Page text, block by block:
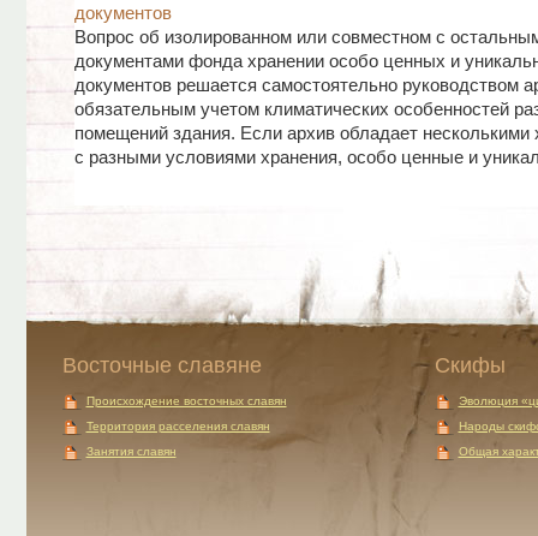
документов
Вопрос об изолированном или совместном с
документами фонда хранении особо ценных и
документов решается самостоятельно руководством
обязательным учетом климатических особенностей
помещений здания. Если архив обладает
с разными условиями хранения, особо ценные и
Восточные славяне
Происхождение восточных славян
Территория расселения славян
Занятия славян
Скифы
Эволюция
Народы
Общая